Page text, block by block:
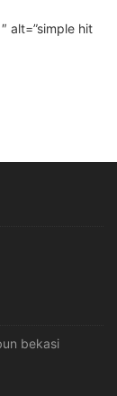
alt=”simple hit
bekasi